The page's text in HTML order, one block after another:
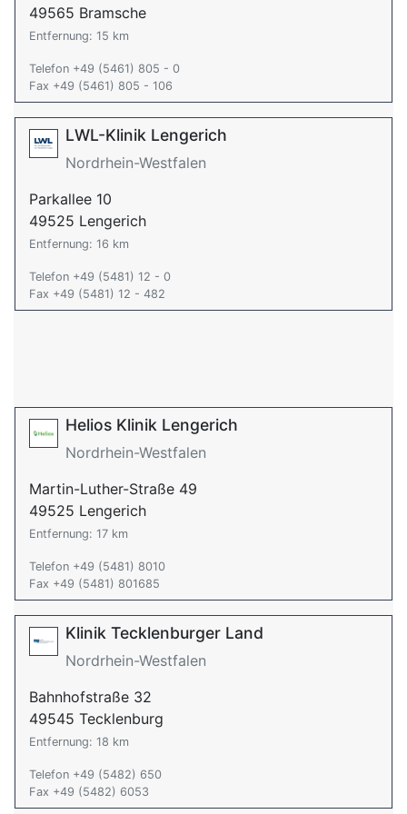
49565 Bramsche
Entfernung: 15 km
Telefon +49 (5461) 805 - 0
Fax +49 (5461) 805 - 106
LWL-Klinik Lengerich
Nordrhein-Westfalen
Parkallee 10
49525 Lengerich
Entfernung: 16 km
Telefon +49 (5481) 12 - 0
Fax +49 (5481) 12 - 482
Helios Klinik Lengerich
Nordrhein-Westfalen
Martin-Luther-Straße 49
49525 Lengerich
Entfernung: 17 km
Telefon +49 (5481) 8010
Fax +49 (5481) 801685
Klinik Tecklenburger Land
Nordrhein-Westfalen
Bahnhofstraße 32
49545 Tecklenburg
Entfernung: 18 km
Telefon +49 (5482) 650
Fax +49 (5482) 6053